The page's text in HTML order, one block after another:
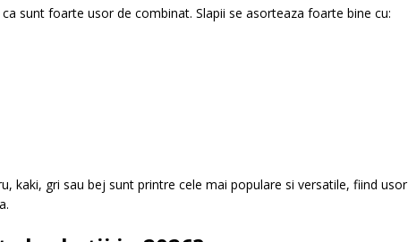
sunt foarte usor de combinat. Slapii se asorteaza foarte bine cu:
kaki, gri sau bej sunt printre cele mai populare si versatile, fiind usor